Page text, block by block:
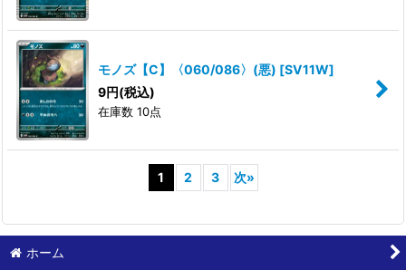
モノズ【C】〈060/086〉(悪) [SV11W]
9円(税込)
在庫数 10点
1 2 3 次»
ホーム